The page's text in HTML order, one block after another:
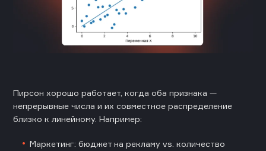
Пирсон хорошо работает, когда оба признака —
непрерывные числа и их совместное распределение
близко к линейному. Например:
Маркетинг: бюджет на рекламу vs. количество